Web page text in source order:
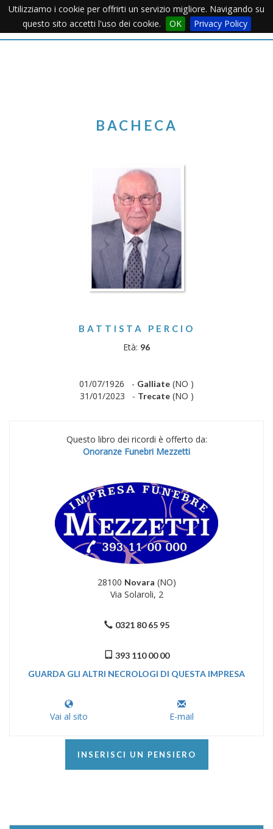
Utilizziamo i cookie per offrirti un servizio migliore. Navigando su
questo sito accetti l'uso dei cookie.
OK Privacy PolicyMenu
BACHECA
BATTISTA PERCIO
Età: 96
01/07/1926 - Galliate (NO )
31/01/2023 - Trecate(NO )
Questo libro dei ricordi è offerto da:
Onoranze Funebri Mezzetti
28100 Novara (NO)
Via Solaroli, 2
0321 80 65 95
393 110 00 00
GUARDA GLI ALTRI NECROLOGI DI QUESTA IMPRESA
Vai al sito E-mail
INSERISCI UN PENSIERO